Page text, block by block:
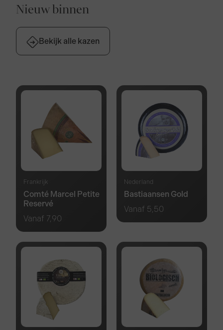
Nieuw binnen
Bekijk alle kazen
Frankrijk
Comté Marcel Petite
Reservé
Vanaf 7,90
Nederland
Bastiaansen Gold
Vanaf 5,50